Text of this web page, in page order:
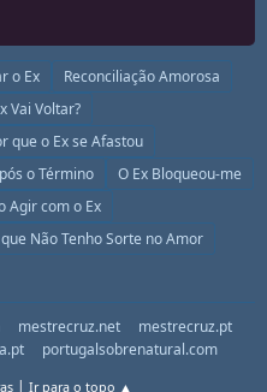
o Ex
Reconciliação Amorosa
Vai Voltar?
que o Ex se Afastou
o Término
O Ex Bloqueou-me
Agir com o Ex
Não Tenho Sorte no Amor
mestrecruz.net
mestrecruz.pt
portugalsobrenatural.com
| Ir para o topo ▲